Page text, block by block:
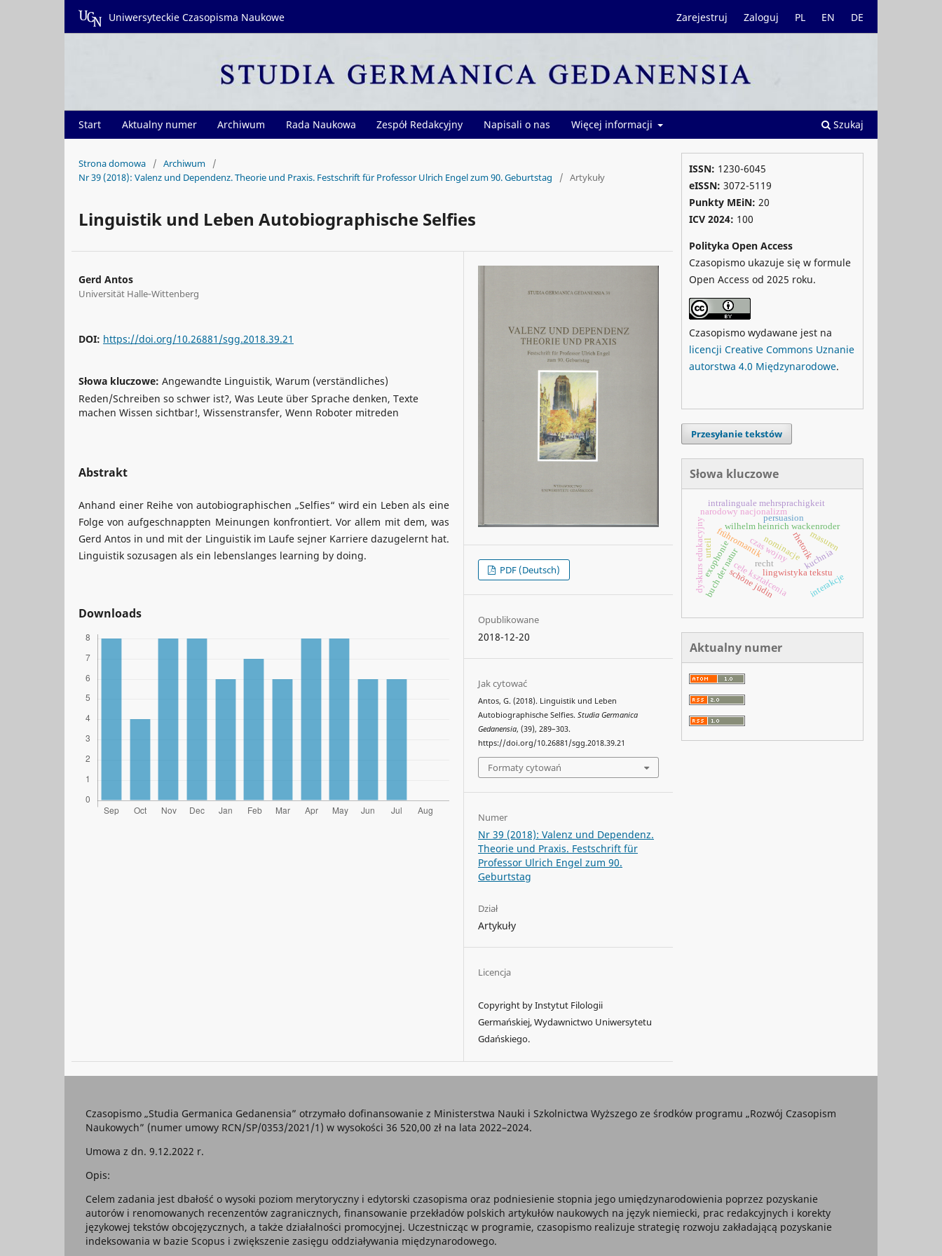
Start Aktualny numer Archiwum Rada Naukowa Zespół Redakcyjny Napisali o nas Więcej informacji Szukaj
Zarejestruj Zaloguj PL EN DE
Uniwersyteckie Czasopisma Naukowe
Strona domowa / Archiwum
/
Nr 39 (2018): Valenz und Dependenz. Theorie und Praxis. Festschrift für Professor Ulrich Engel zum 90. Geburtstag
/ Artykuły
Linguistik und Leben Autobiographische Selfies
Gerd Antos
Universität Halle‑Wittenberg
DOI: https://doi.org/10.26881/sgg.2018.39.21
Słowa kluczowe: Angewandte Linguistik, Warum (verständliches)
Reden/Schreiben so schwer ist?, Was Leute über Sprache denken, Texte
machen Wissen sichtbar!, Wissenstransfer, Wenn Roboter mitreden
Abstrakt
Anhand einer Reihe von autobiographischen „Selfies“ wird ein Leben als eine
Folge von aufgeschnappten Meinungen konfrontiert. Vor allem mit dem, was
Gerd Antos in und mit der Linguistik im Laufe sejner Karriere dazugelernt hat.
Linguistik sozusagen als ein lebenslanges learning by doing.
Downloads
PDF (Deutsch)
Opublikowane
2018-12-20
Jak cytować
Antos, G. (2018). Linguistik und Leben
Autobiographische Selfies.Studia Germanica
Gedanensia, (39), 289–303.
https://doi.org/10.26881/sgg.2018.39.21
Formaty cytowań
Numer
Nr 39 (2018): Valenz und Dependenz.
Theorie und Praxis. Festschrift für
Professor Ulrich Engel zum 90.
Geburtstag
Dział
Artykuły
Licencja
Copyright by Instytut Filologii
Germańskiej, Wydawnictwo Uniwersytetu
Gdańskiego.
ISSN: 1230-6045
eISSN: 3072-5119
Punkty MEiN: 20
ICV 2024: 100
Polityka Open Access
Czasopismo ukazuje się w formule
Open Access od 2025 roku.
Czasopismo wydawane jest na
licencji Creative Commons Uznanie
autorstwa 4.0 Międzynarodowe.
Przesyłanie tekstów
Słowa kluczowe
lingwistyka tekstu
czas wojnyrhetorik
wilhelm heinrich wackenroder
frühromantik
buch der natur kuchnia
persuasion
narodowy nacjonalizm
interakcje
cele kształcenia
dyskurs edukacyjny nominacje
intralinguale mehrsprachigkeit
exophonie
schöne jüdin
masuren
recht
urteil
Aktualny numer
Czasopismo „Studia Germanica Gedanensia” otrzymało dofinansowanie z Ministerstwa Nauki i Szkolnictwa Wyższego ze środków programu „Rozwój Czasopism
Naukowych” (numer umowy RCN/SP/0353/2021/1) w wysokości 36 520,00 zł na lata 2022–2024.
Umowa z dn. 9.12.2022 r.
Opis:
Celem zadania jest dbałość o wysoki poziom merytoryczny i edytorski czasopisma oraz podniesienie stopnia jego umiędzynarodowienia poprzez pozyskanie
autorów i renomowanych recenzentów zagranicznych, finansowanie przekładów polskich artykułów naukowych na język niemiecki, prac redakcyjnych i korekty
językowej tekstów obcojęzycznych, a także działalności promocyjnej. Uczestnicząc w programie, czasopismo realizuje strategię rozwoju zakładającą pozyskanie
indeksowania w bazie Scopus i zwiększenie zasięgu oddziaływania międzynarodowego.